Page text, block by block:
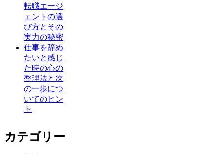
転職エージ
ェントの選
び方とその
実力の秘密
仕事を辞め
たいと感じ
た時の心の
整理法と次
の一歩につ
いてのヒン
ト
カテゴリー